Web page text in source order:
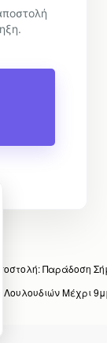
Παράδοση
Λουλουδιών Μέχρι